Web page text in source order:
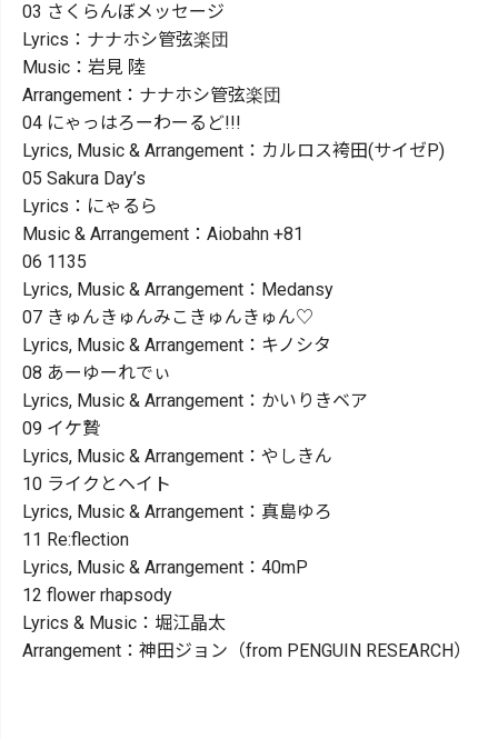
03 さくらんぼメッセージ
Lyrics：ナナホシ管弦楽団
Music：岩見 陸
Arrangement：ナナホシ管弦楽団
04 にゃっはろーわーるど!!!
Lyrics, Music & Arrangement：カルロス袴田(サイゼP)
05 Sakura Day’s
Lyrics：にゃるら
Music & Arrangement：Aiobahn +81
06 1135
Lyrics, Music & Arrangement：Medansy
07 きゅんきゅんみこきゅんきゅん♡
Lyrics, Music & Arrangement：キノシタ
08 あーゆーれでぃ
Lyrics, Music & Arrangement：かいりきベア
09 イケ贄
Lyrics, Music & Arrangement：やしきん
10 ライクとヘイト
Lyrics, Music & Arrangement：真島ゆろ
11 Re:flection
Lyrics, Music & Arrangement：40mP
12 flower rhapsody
Lyrics & Music：堀江晶太
Arrangement：神田ジョン（from PENGUIN RESEARCH）